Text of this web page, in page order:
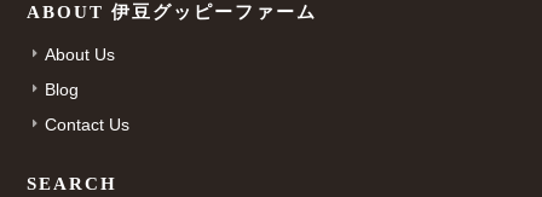
ABOUT 伊豆グッピーファーム
About Us
Blog
Contact Us
SEARCH